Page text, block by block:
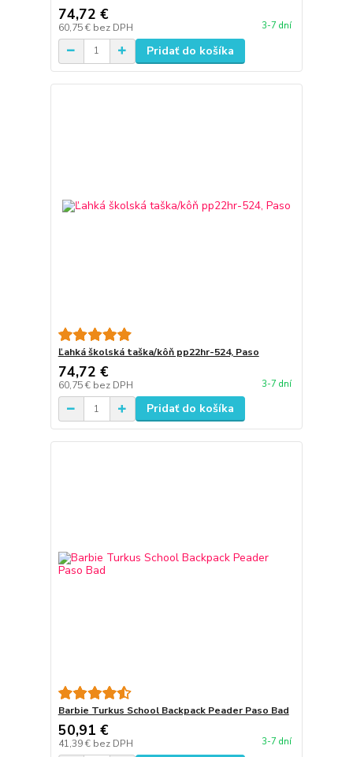
74,72 €
60,75 € bez DPH 3-7 dní
Pridať do košíka
Ľahká školská taška/kôň pp22hr-524, Paso
74,72 €
60,75 € bez DPH 3-7 dní
Pridať do košíka
Barbie Turkus School Backpack Peader Paso Bad
50,91 €
41,39 € bez DPH 3-7 dní